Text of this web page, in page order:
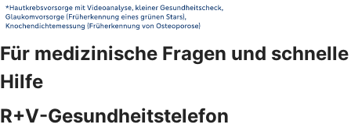
Für medizinische Fragen und schnelle
Hilfe
R+V-Gesundheitstelefon